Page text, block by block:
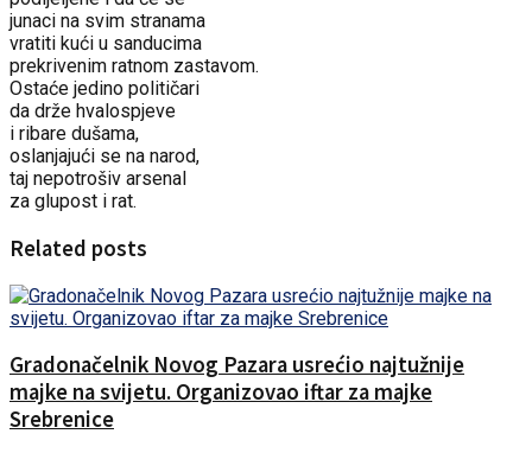
junaci na svim stranama
vratiti kući u sanducima
prekrivenim ratnom zastavom.
Ostaće jedino političari
da drže hvalospjeve
i ribare dušama,
oslanjajući se na narod,
taj nepotrošiv arsenal
za glupost i rat.
Related posts
Gradonačelnik Novog Pazara usrećio najtužnije
majke na svijetu. Organizovao iftar za majke
Srebrenice